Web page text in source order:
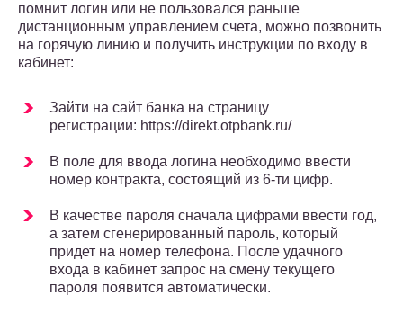
помнит логин или не пользовался раньше
дистанционным управлением счета, можно позвонить
на горячую линию и получить инструкции по входу в
кабинет:
Зайти на сайт банка на страницу
регистрации: https://direkt.otpbank.ru/
В поле для ввода логина необходимо ввести
номер контракта, состоящий из 6-ти цифр.
В качестве пароля сначала цифрами ввести год,
а затем сгенерированный пароль, который
придет на номер телефона. После удачного
входа в кабинет запрос на смену текущего
пароля появится автоматически.